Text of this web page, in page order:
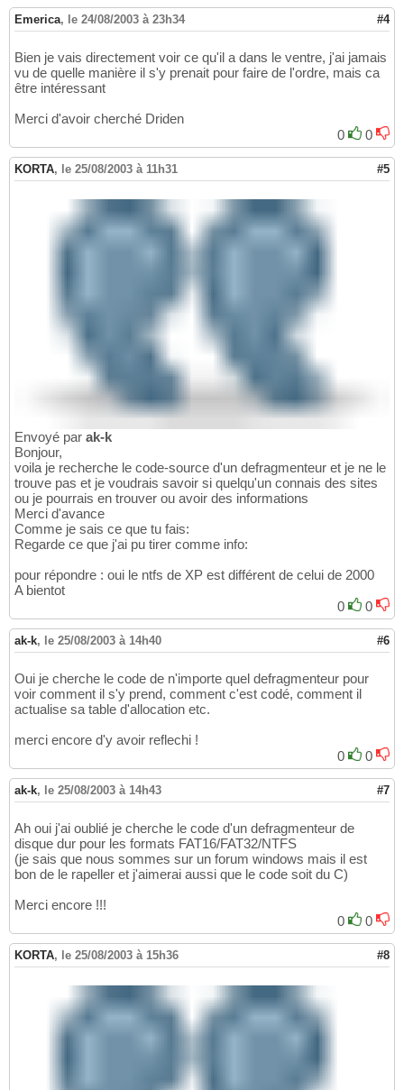
Emerica, le 24/08/2003 à 23h34 #4
Bien je vais directement voir ce qu'il a dans le ventre, j'ai jamais
vu de quelle manière il s'y prenait pour faire de l'ordre, mais ca
être intéressant
Merci d'avoir cherché Driden
0
0
KORTA, le 25/08/2003 à 11h31 #5
Envoyé par ak-k
Bonjour,
voila je recherche le code-source d'un defragmenteur et je ne le
trouve pas et je voudrais savoir si quelqu'un connais des sites
ou je pourrais en trouver ou avoir des informations
Merci d'avance
Comme je sais ce que tu fais:
Regarde ce que j'ai pu tirer comme info:
pour répondre : oui le ntfs de XP est différent de celui de 2000
A bientot
0
0
ak-k, le 25/08/2003 à 14h40 #6
Oui je cherche le code de n'importe quel defragmenteur pour
voir comment il s'y prend, comment c'est codé, comment il
actualise sa table d'allocation etc.
merci encore d'y avoir reflechi !
0
0
ak-k, le 25/08/2003 à 14h43 #7
Ah oui j'ai oublié je cherche le code d'un defragmenteur de
disque dur pour les formats FAT16/FAT32/NTFS
(je sais que nous sommes sur un forum windows mais il est
bon de le rapeller et j'aimerai aussi que le code soit du C)
Merci encore !!!
0
0
KORTA, le 25/08/2003 à 15h36 #8